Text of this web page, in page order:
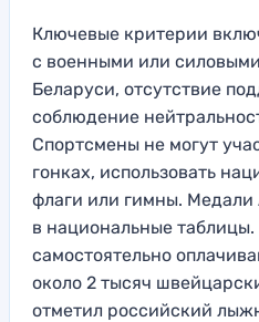
Ключевые критерии
с военными или
Беларуси, отсутствие
соблюдение
Спортсмены не могут
гонках, использовать
флаги или гимны. Медали
в национальные таблицы.
самостоятельно
около 2 тысяч
отметил российский